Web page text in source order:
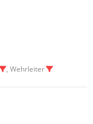
, Wehrleiter